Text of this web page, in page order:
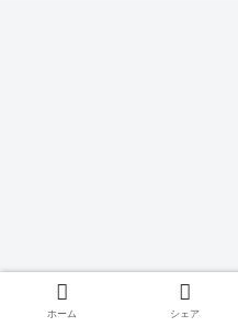
ホーム シェア